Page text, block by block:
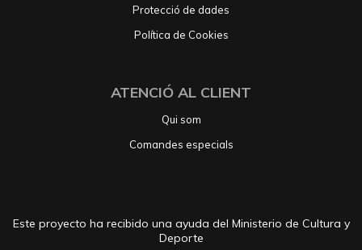
Protecció de dades
Política de Cookies
ATENCIÓ AL CLIENT
Qui som
Comandes especials
Este proyecto ha recibido una ayuda del Ministerio de Cultura y
Deporte